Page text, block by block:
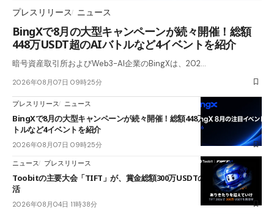
プレスリリース ニュース
BingXで8月の大型キャンペーンが続々開催！総額
448万USDT超のAIバトルなど4イベントを紹介
暗号資産取引所およびWeb3-AI企業のBingXは、202…
2026年08月07日 09時25分
プレスリリース ニュース
BingXで8月の大型キャンペーンが続々開催！総額448万USDT超のAIバ
トルなど4イベントを紹介
2026年08月07日 09時25分
ニュース プレスリリース
Toobitの主要大会「TIFT」が、賞金総額300万USDTのレースとして復
活
2026年08月04日 11時38分